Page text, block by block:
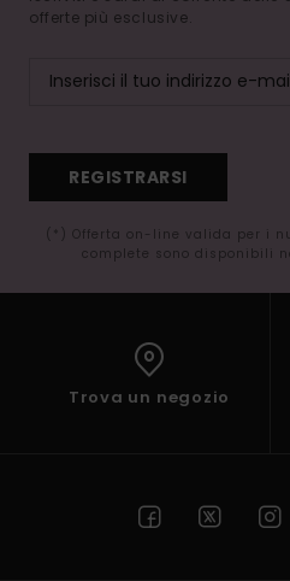
offerte più esclusive.
REGISTRARSI
(*) Offerta on-line valida per i
complete sono disponibili
Trova un negozio